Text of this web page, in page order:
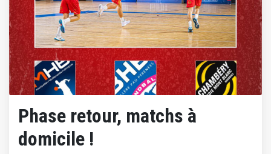
Phase retour, matchs à
domicile !